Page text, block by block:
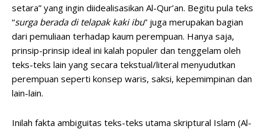
setara” yang ingin diidealisasikan Al-Qur’an. Begitu pula teks
“surga berada di telapak kaki ibu” juga merupakan bagian
dari pemuliaan terhadap kaum perempuan. Hanya saja,
prinsip-prinsip ideal ini kalah populer dan tenggelam oleh
teks-teks lain yang secara tekstual/literal menyudutkan
perempuan seperti konsep waris, saksi, kepemimpinan dan
lain-lain.
Inilah fakta ambiguitas teks-teks utama skriptural Islam (Al-